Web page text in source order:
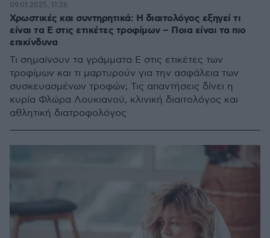
Χρωστικές και συντηρητικά: Η διαιτολόγος εξηγεί τι
είναι τα Ε στις ετικέτες τροφίμων – Ποια είναι τα πιο
επικίνδυνα
Τι σημαίνουν τα γράμματα Ε στις ετικέτες των
τροφίμων και τι μαρτυρούν για την ασφάλεια των
συσκευασμένων τροφών; Τις απαντήσεις δίνει η
κυρία Φλώρα Λουκιανού, κλινική διαιτολόγος και
αθλητική διατροφολόγος
09.01.2025, 11:26